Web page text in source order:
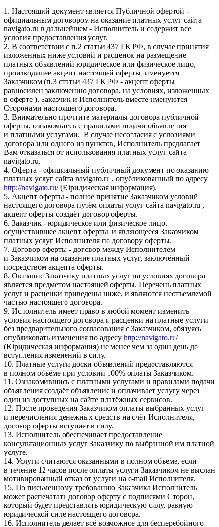
1. Настоящий документ является Публичной офертой -
официальным договором на оказание платных услуг сайта
navigato.ru в дальнейшем - Исполнитель и содержит все
условия предоставления услуг.
2. В соответствии с п.2 статьи 437 ГК РФ, в случае принятия
изложенных ниже условий и расценок на размещение
платных объявлений юридическое или физическое лицо,
производящее акцепт настоящей оферты, именуется
Заказчиком (п.3 статьи 437 ГК РФ - акцепт оферты
равносилен заключению договора, на условиях, изложенных
в оферте ). Заказчик и Исполнитель вместе именуются
Сторонами настоящего договора.
3. Внимательно прочтите материалы договора публичной
оферты, ознакомьтесь с правилами подачи объявления
и платными услугами. В случае несогласия с условиями
договора или одного из пунктов, Исполнитель предлагает
Вам отказаться от использования платных услуг сайта
navigato.ru.
4. Оферта - официальный публичный документ по оказанию
платных услуг сайта navigato.ru , опубликованный по адресу
http://navigato.ru/(Юридическая информация).
5. Акцепт оферты - полное принятие Заказчиком условий
настоящего договора путём оплаты услуг сайта navigato.ru ,
акцепт оферты создаёт договор оферты.
6. Заказчик - юридическое или физическое лицо,
осуществившее акцепт оферты, и являющееся Заказчиком
платных услуг Исполнителя по договору оферты.
7. Договор оферты - договор между Исполнителем
и Заказчиком на оказание платных услуг, заключённый
посредством акцепта оферты.
8. Оказание Заказчику платных услуг на условиях договора
является предметом настоящей оферты. Перечень платных
услуг и расценки приведены ниже, и являются неотъемлемой
частью настоящего договора.
9. Исполнитель имеет право в любой момент изменить
условия настоящего договора и расценки на платные услуги
без предварительного согласования с Заказчиком, обязуясь
опубликовать изменения по адресу http://navigato.ru/
(Юридическая информация) не менее чем за один день до
вступления изменений в силу.
10. Платные услуги доски объявлений предоставляются
в полном объёме при условии 100% оплаты Заказчиком.
11. Ознакомившись с платными услугами и правилами подачи
объявления создаёт объявление и оплачивает услугу через
один из доступных на сайте платёжных сервисов.
12. После проведения Заказчиком оплаты выбранных услуг
и перечисления денежных средств на счёт Исполнителя,
договор оферты вступает в силу.
13. Исполнитель обеспечивает предоставление
консультационных услуг Заказчику по выбранной им платной
услуге.
14. Услуги считаются оказанными в полном объеме, если
в течение 12 часов после оплаты услуги Заказчиком не выслан
мотивированный отказ от услуги на e-mail Исполнителя.
15. По письменному требованию Заказчика Исполнитель
может распечатать договор оферту с подписями Сторон,
который будет представлять юридическую силу, равную
юридической силе настоящего договора.
16. Исполнитель делает всё возможное для бесперебойного